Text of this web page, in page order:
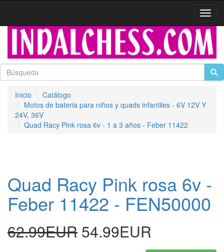
Inicio
Catálogo
Motos de bateria para niños y quads infantiles - 6V 12V Y
24V, 36V
Quad Racy Pink rosa 6v - 1 a 3 años - Feber 11422
Quad Racy Pink rosa 6v -
Feber 11422 - FEN50000
62.99EUR 54.99EUR